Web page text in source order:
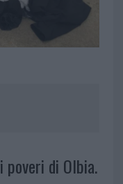
poveri di Olbia.